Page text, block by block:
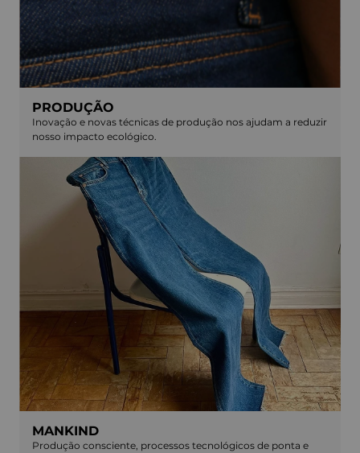
PRODUÇÃO
Inovação e novas técnicas de produção nos ajudam a reduzir
nosso impacto ecológico.
MANKIND
Produção consciente, processos tecnológicos de ponta e